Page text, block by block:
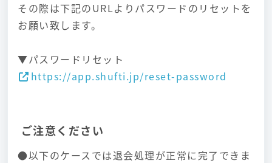
その際は下記のURLよりパスワードのリセットを
お願い致します。
▼パスワードリセット
https://app.shufti.jp/reset-password
ご注意ください
●以下のケースでは退会処理が正常に完了できま